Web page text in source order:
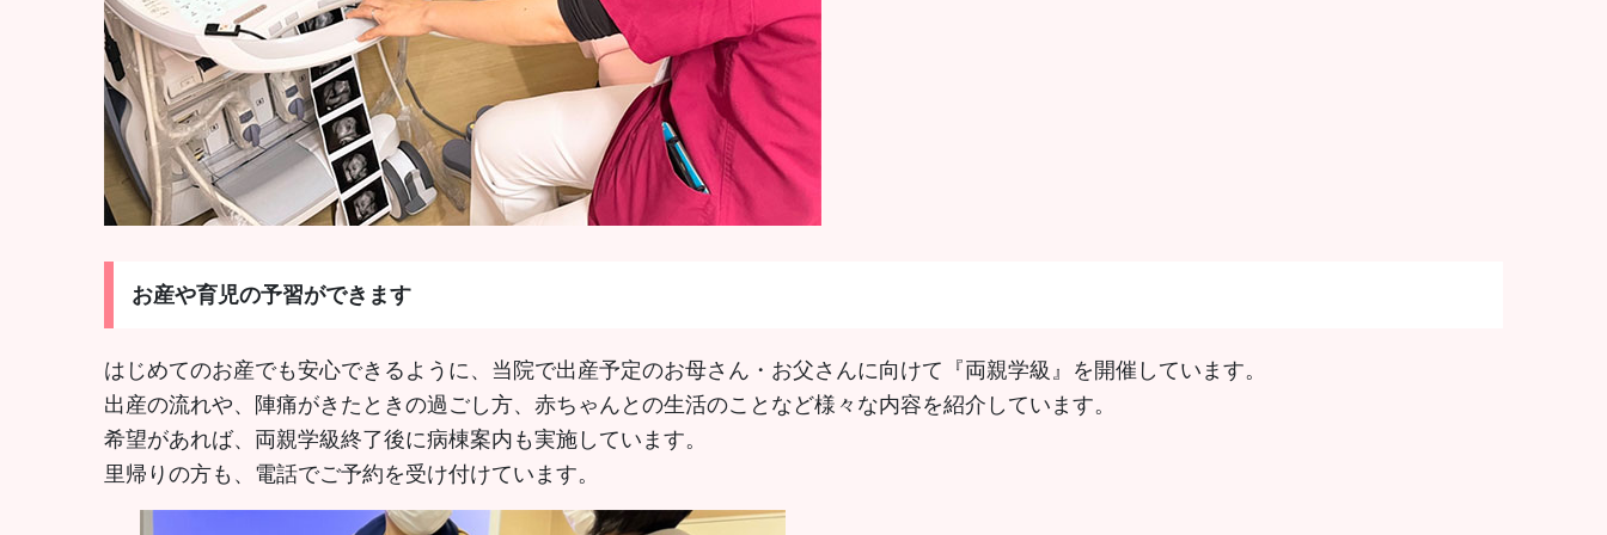
お産や育児の予習ができます
はじめてのお産でも安心できるように、当院で出産予定のお母さん・お父さんに向けて『両親学級』を開催しています。
出産の流れや、陣痛がきたときの過ごし方、赤ちゃんとの生活のことなど様々な内容を紹介しています。
希望があれば、両親学級終了後に病棟案内も実施しています。
里帰りの方も、電話でご予約を受け付けています。